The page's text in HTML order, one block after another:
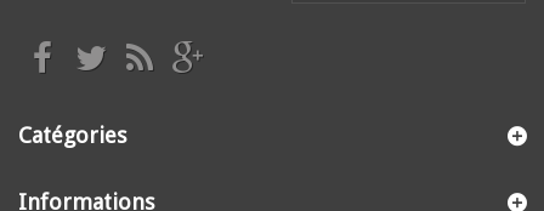
Catégories
Informations